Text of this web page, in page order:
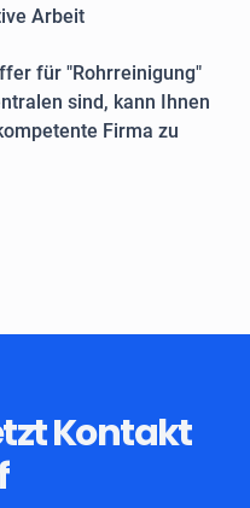
Arbeit
für "Rohrreinigung"
sind, kann Ihnen
Firma zu
Kontakt